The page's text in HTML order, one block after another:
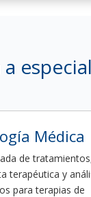
a
Médica
de
terapéutica y
para terapias de